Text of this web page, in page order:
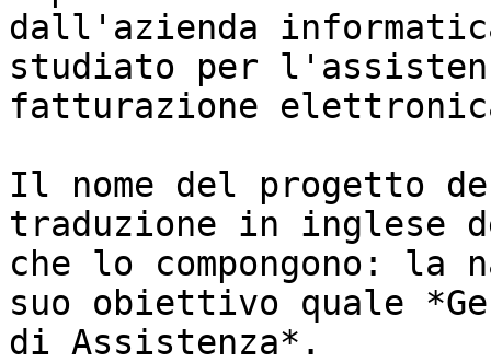
dall'azienda
studiato per
fatturazione
Il nome del progetto
traduzione in inglese
che lo compongono:
suo obiettivo quale
di Assistenza*.